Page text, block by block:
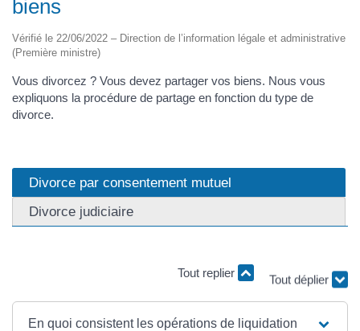
biens
Vérifié le 22/06/2022 – Direction de l’information légale et administrative
(Première ministre)
Vous divorcez ? Vous devez partager vos biens. Nous vous
expliquons la procédure de partage en fonction du type de
divorce.
Divorce par consentement mutuel
Divorce judiciaire
Tout replier
Tout déplier
En quoi consistent les opérations de liquidation